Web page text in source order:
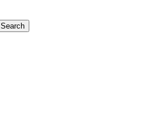
Search